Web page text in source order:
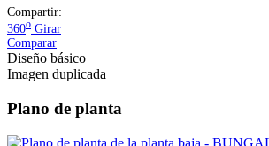
Compartir:
360o Girar
Comparar
Diseño básico
Imagen duplicada
Plano de planta